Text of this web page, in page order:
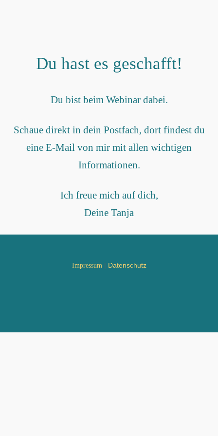
Du hast es geschafft!
Du bist beim Webinar dabei.
Schaue direkt in dein Postfach, dort findest du
eine E-Mail von mir mit allen wichtigen
Informationen.
Ich freue mich auf dich,
Deine Tanja
Impressum | Datenschutz